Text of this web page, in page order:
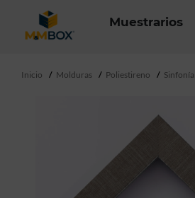
Muestrarios
Inicio Molduras Poliestireno Sinfonía